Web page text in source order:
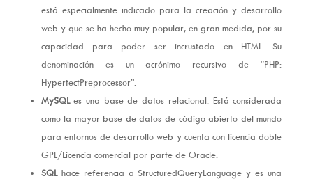
está especialmente indicado para la creación y desarrollo
web y que se ha hecho muy popular, en gran medida, por su
capacidad para poder ser incrustado en HTML. Su
denominación es un acrónimo recursivo de “PHP:
HypertectPreprocessor”.
MySQLes una base de datos relacional. Está considerada
como la mayor base de datos de código abierto del mundo
para entornos de desarrollo web y cuenta con licencia doble
GPL/Licencia comercial por parte de Oracle.
SQLhace referencia a StructuredQueryLanguage y es una